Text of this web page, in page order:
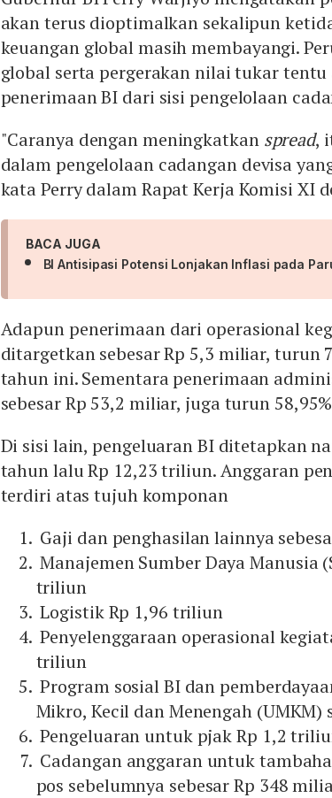
akan terus dioptimalkan sekalipun
keuangan global masih membayangi.
global serta pergerakan nilai tukar
penerimaan BI dari sisi pengelolaan
"Caranya dengan meningkatkan spread,
dalam pengelolaan cadangan devisa
kata Perry dalam Rapat Kerja Komisi XI
BACA JUGA
BI Antisipasi Potensi Lonjakan Inflasi pada
Adapun penerimaan dari operasional
ditargetkan sebesar Rp 5,3 miliar, turun
tahun ini. Sementara penerimaan
sebesar Rp 53,2 miliar, juga turun
Di sisi lain, pengeluaran BI ditetapkan
tahun lalu Rp 12,23 triliun. Anggaran
terdiri atas tujuh komponan
Gaji dan penghasilan lainnya
Manajemen Sumber Daya Manusia
triliun
Logistik Rp 1,96 triliun
Penyelenggaraan operasional
triliun
Program sosial BI dan
Mikro, Kecil dan Menengah (UMKM)
Pengeluaran untuk pjak Rp 1,2
Cadangan anggaran untuk
pos sebelumnya sebesar Rp 348